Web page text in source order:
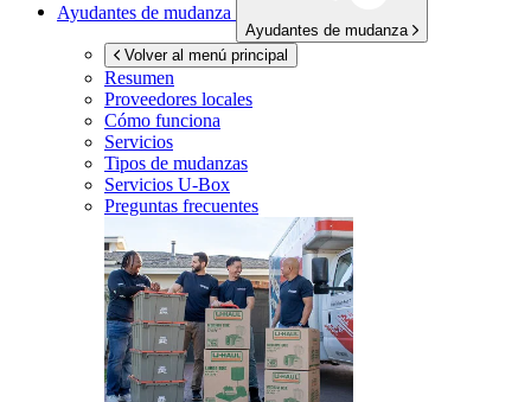
Ayudantes de mudanza
Ayudantes de mudanza
Volver al menú principal
Resumen
Proveedores locales
Cómo funciona
Servicios
Tipos de mudanzas
Servicios U-Box
Preguntas frecuentes